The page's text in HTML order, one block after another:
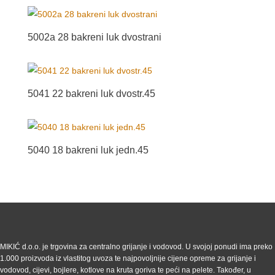
5002a 28 bakreni luk dvostrani
5041 22 bakreni luk dvostr.45
5040 18 bakreni luk jedn.45
MIKIĆ d.o.o. je trgovina za centralno grijanje i vodovod. U svojoj ponudi ima preko
1.000 proizvoda iz vlastitog uvoza te najpovoljnije cijene opreme za grijanje i
vodovod, cijevi, bojlere, kotlove na kruta goriva te peći na pelete. Također, u